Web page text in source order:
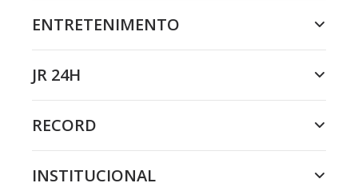
ENTRETENIMENTO
JR 24H
RECORD
INSTITUCIONAL